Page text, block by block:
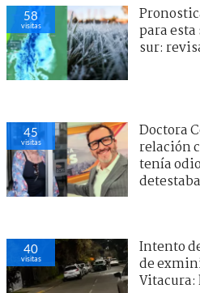
58
visitas
para
sur:
45
visitas
Doctora
relación
tenía
40
visitas
Intento
de
Vitacura: